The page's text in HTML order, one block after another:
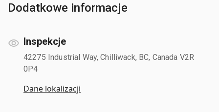
Dodatkowe informacje
Inspekcje
42275 Industrial Way, Chilliwack, BC, Canada V2R
0P4
Dane lokalizacji